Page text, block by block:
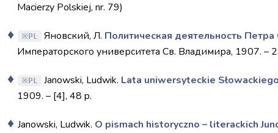
Macierzy Polskiej, nr. 79)
PL Яновский, Л. Политическая деятельность Петра
Императорского университета Св. Владимира, 1907. –
PL Janowski, Ludwik. Lata uniwersyteckie Słowackiego
1909. – [4], 48 p.
Janowski, Ludwik. O pismach historyczno – literackich